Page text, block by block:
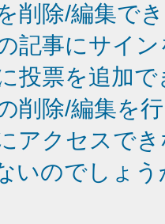
削除/編集で
記事にサイ
投票を追加
削除/編集を
アクセスで
いのでしょう